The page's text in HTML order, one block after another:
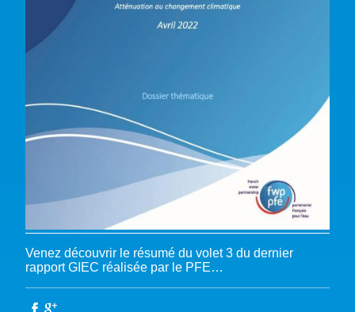
Venez découvrir le résumé du volet 3 du dernier
rapport GIEC réalisée par le PFE…